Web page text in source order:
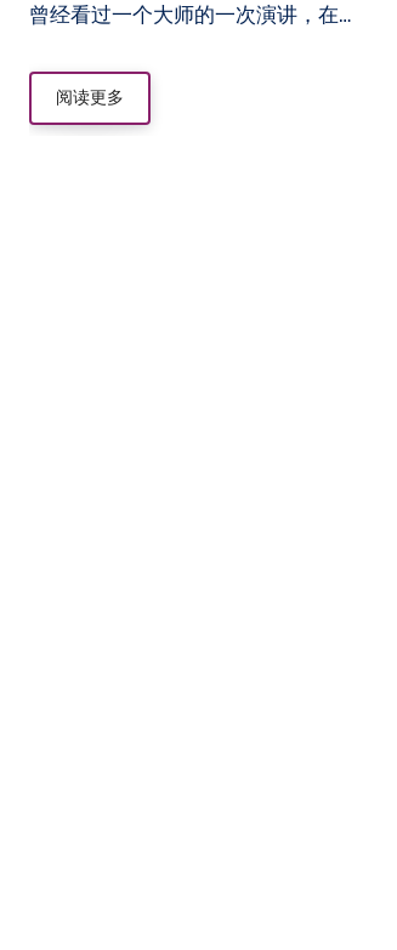
曾经看过一个大师的一次演讲，在…
阅读更多